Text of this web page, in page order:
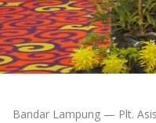
Bandar Lampung — Plt.